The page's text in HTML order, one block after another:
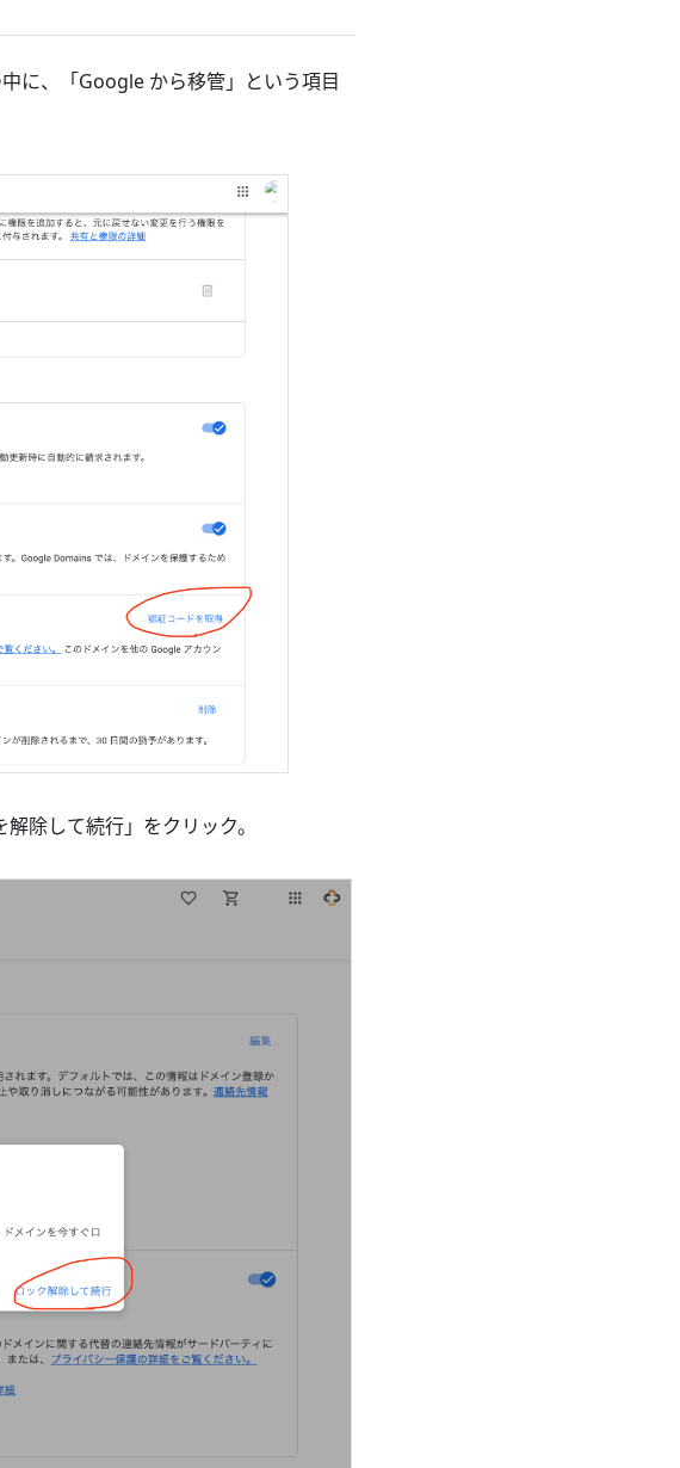
に、「Google から移管」という項目
除して続行」をクリック。